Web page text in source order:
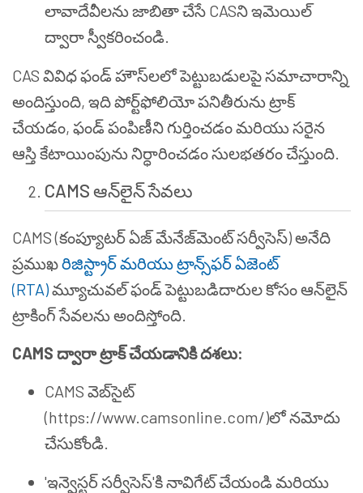
లావాదేవీలను జాబితా చేసే CASని ఇమెయిల్
ద్వారా స్వీకరించండి.
CAS వివిధ ఫండ్ హౌస్‌లలో పెట్టుబడులపై సమాచారాన్ని
అందిస్తుంది, ఇది పోర్ట్‌ఫోలియో పనితీరును ట్రాక్
చేయడం, ఫండ్ పంపిణీని గుర్తించడం మరియు సరైన
ఆస్తి కేటాయింపును నిర్ధారించడం సులభతరం చేస్తుంది.
CAMS ఆన్‌లైన్ సేవలు
CAMS (కంప్యూటర్ ఏజ్ మేనేజ్‌మెంట్ సర్వీసెస్) అనేది
ప్రముఖరిజిస్ట్రార్ మరియు ట్రాన్స్‌ఫర్ ఏజెంట్
(RTA)మ్యూచువల్ ఫండ్ పెట్టుబడిదారుల కోసం ఆన్‌లైన్
ట్రాకింగ్ సేవలను అందిస్తోంది.
CAMS ద్వారా ట్రాక్ చేయడానికి దశలు:
CAMS వెబ్‌సైట్
(https://www.camsonline.com/)లో నమోదు
చేసుకోండి.
'ఇన్వెస్టర్ సర్వీసెస్'కి నావిగేట్ చేయండి మరియు